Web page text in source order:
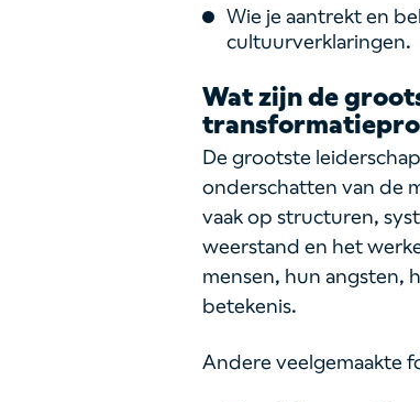
Wie je aantrekt en
cultuurverklaringen.
Wat zijn de
De grootste
onderschatten van de
vaak op structuren,
weerstand en het
mensen, hun angsten,
betekenis.
Andere veelgemaakte